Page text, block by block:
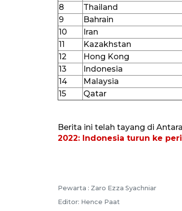
8
Thailand
9
Bahrain
10
Iran
11
Kazakhstan
12
Hong Kong
13
Indonesia
14
Malaysia
15
Qatar
Berita ini telah tayang di
2022: Indonesia turun ke
Pewarta : Zaro Ezza Syachniar
Editor: Hence Paat